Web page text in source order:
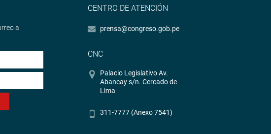
a
CENTRO DE ATENCIÓN
prensa@congreso.gob.pe
CNC
Palacio Legislativo Av.
Abancay s/n. Cercado de
Lima
311-7777 (Anexo 7541)